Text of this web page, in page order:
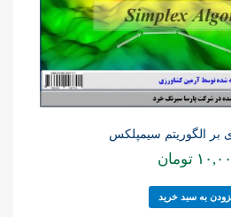
تومان
به سبد خرید